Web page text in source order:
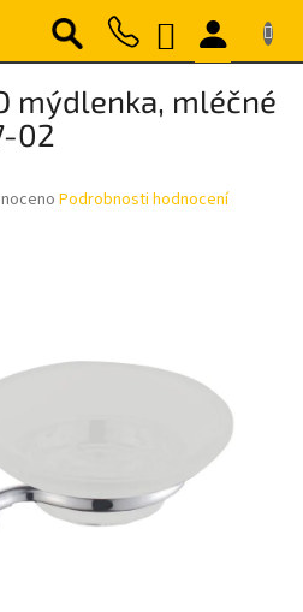
NÁKUPNÍ
KOŠÍK
mýdlenka, mléčné
02
Podrobnosti hodnocení